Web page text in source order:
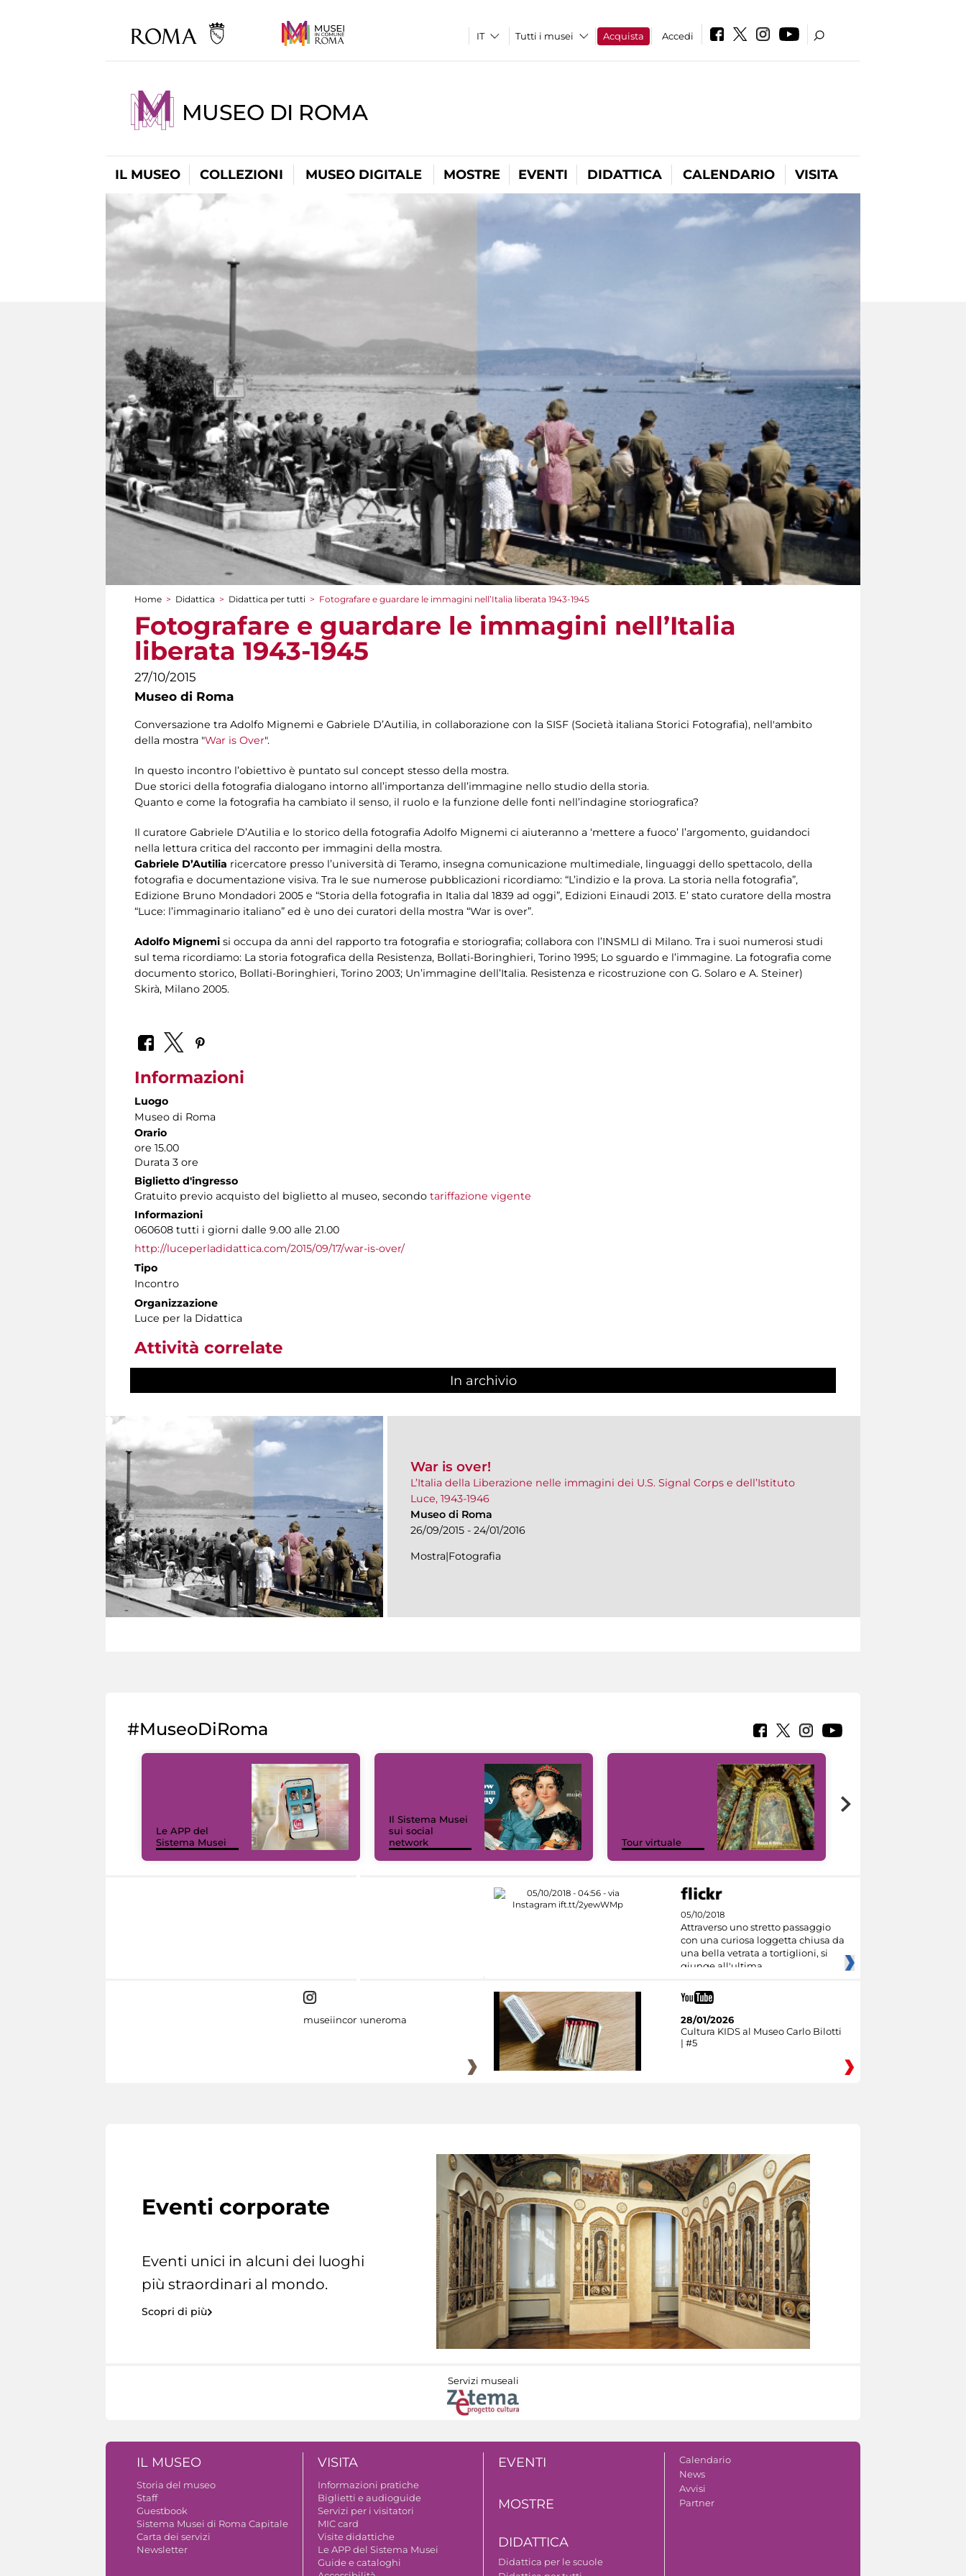
Tutti i musei Acquista Accedi
MUSEO DI ROMA
IL MUSEO COLLEZIONI MUSEO DIGITALE MOSTRE EVENTI DIDATTICA CALENDARIO VISITA
Tu sei qui
Home > Didattica > Didattica per tutti > Fotografare e guardare le immagini nell’Italia liberata 1943-1945
Fotografare e guardare le immagini nell’Italia
liberata 1943-1945
27/10/2015
Museo di Roma
Conversazione tra Adolfo Mignemi e Gabriele D’Autilia, in collaborazione con la SISF (Società italiana Storici Fotografia), nell'ambito
della mostra "War is Over".
In questo incontro l’obiettivo è puntato sul concept stesso della mostra.
Due storici della fotografia dialogano intorno all’importanza dell’immagine nello studio della storia.
Quanto e come la fotografia ha cambiato il senso, il ruolo e la funzione delle fonti nell’indagine storiografica?
Il curatore Gabriele D’Autilia e lo storico della fotografia Adolfo Mignemi ci aiuteranno a ‘mettere a fuoco’ l’argomento, guidandoci
nella lettura critica del racconto per immagini della mostra.
Gabriele D’Autilia ricercatore presso l’università di Teramo, insegna comunicazione multimediale, linguaggi dello spettacolo, della
fotografia e documentazione visiva. Tra le sue numerose pubblicazioni ricordiamo: “L’indizio e la prova. La storia nella fotografia”,
Edizione Bruno Mondadori 2005 e “Storia della fotografia in Italia dal 1839 ad oggi”, Edizioni Einaudi 2013. E’ stato curatore della mostra
“Luce: l’immaginario italiano” ed è uno dei curatori della mostra “War is over”.
Adolfo Mignemi si occupa da anni del rapporto tra fotografia e storiografia; collabora con l’INSMLI di Milano. Tra i suoi numerosi studi
sul tema ricordiamo: La storia fotografica della Resistenza, Bollati-Boringhieri, Torino 1995; Lo sguardo e l’immagine. La fotografia come
documento storico, Bollati-Boringhieri, Torino 2003; Un’immagine dell’Italia. Resistenza e ricostruzione con G. Solaro e A. Steiner)
Skirà, Milano 2005.
Informazioni
Luogo
Museo di Roma
Orario
ore 15.00
Durata 3 ore
Biglietto d'ingresso
Gratuito previo acquisto del biglietto al museo, secondo tariffazione vigente
Informazioni
060608 tutti i giorni dalle 9.00 alle 21.00
http://luceperladidattica.com/2015/09/17/war-is-over/
Tipo
Incontro
Organizzazione
Luce per la Didattica
Attività correlate
In archivio
War is over!
L’Italia della Liberazione nelle immagini dei U.S. Signal Corps e dell’Istituto
Luce, 1943-1946
Museo di Roma
26/09/2015 - 24/01/2016
Mostra|Fotografia
#MuseoDiRoma
Le APP del
Sistema Musei
Il Sistema Musei
sui social
network
Tour virtuale
05/10/2018
Attraverso uno stretto passaggio
con una curiosa loggetta chiusa da
una bella vetrata a tortiglioni, si
giunge all'ultima
museiincomuneroma
28/01/2026
Cultura KIDS al Museo Carlo Bilotti
| #5
Eventi corporate
Eventi unici in alcuni dei luoghi
più straordinari al mondo.
Scopri di più
Servizi museali
IL MUSEO
Storia del museo
Staff
Guestbook
Sistema Musei di Roma Capitale
Carta dei servizi
Newsletter
VISITA
Informazioni pratiche
Biglietti e audioguide
Servizi per i visitatori
MIC card
Visite didattiche
Le APP del Sistema Musei
Guide e cataloghi
EVENTI
MOSTRE
DIDATTICA
Didattica per le scuole
Calendario
News
Avvisi
Partner